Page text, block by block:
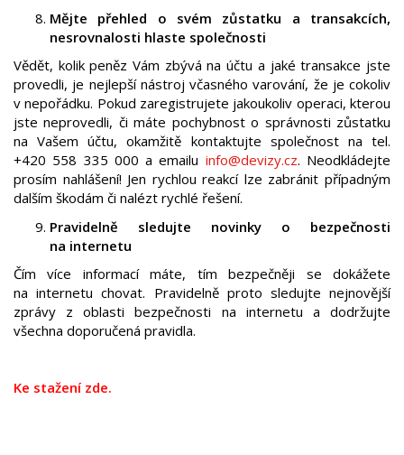
Mějte přehled o svém zůstatku a transakcích,
nesrovnalosti hlaste společnosti
Vědět, kolik peněz Vám zbývá na účtu a jaké transakce jste
provedli, je nejlepší nástroj včasného varování, že je cokoliv
v nepořádku. Pokud zaregistrujete jakoukoliv operaci, kterou
jste neprovedli, či máte pochybnost o správnosti zůstatku
na Vašem účtu, okamžitě kontaktujte společnost na tel.
+420 558 335 000 a emailu info@devizy.cz. Neodkládejte
prosím nahlášení! Jen rychlou reakcí lze zabránit případným
dalším škodám či nalézt rychlé řešení.
Pravidelně sledujte novinky o bezpečnosti
na internetu
Čím více informací máte, tím bezpečněji se dokážete
na internetu chovat. Pravidelně proto sledujte nejnovější
zprávy z oblasti bezpečnosti na internetu a dodržujte
všechna doporučená pravidla.
Ke stažení zde.